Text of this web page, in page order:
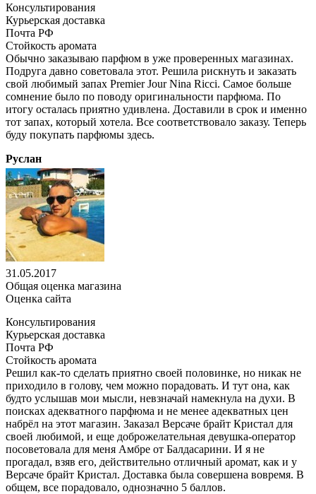
Консультирования
Курьерская доставка
Почта РФ
Стойкость аромата
Обычно заказываю парфюм в уже проверенных магазинах.
Подруга давно советовала этот. Решила рискнуть и заказать
свой любимый запах Premier Jour Nina Ricci. Самое больше
сомнение было по поводу оригинальности парфюма. По
итогу осталась приятно удивлена. Доставили в срок и именно
тот запах, который хотела. Все соответствовало заказу. Теперь
буду покупать парфюмы здесь.
Руслан
31.05.2017
Общая оценка магазина
Оценка сайта
Консультирования
Курьерская доставка
Почта РФ
Стойкость аромата
Решил как-то сделать приятно своей половинке, но никак не
приходило в голову, чем можно порадовать. И тут она, как
будто услышав мои мысли, невзначай намекнула на духи. В
поисках адекватного парфюма и не менее адекватных цен
набрёл на этот магазин. Заказал Версаче брайт Кристал для
своей любимой, и еще доброжелательная девушка-оператор
посоветовала для меня Амбре от Балдасарини. И я не
прогадал, взяв его, действительно отличный аромат, как и у
Версаче брайт Кристал. Доставка была совершена вовремя. В
общем, все порадовало, однозначно 5 баллов.